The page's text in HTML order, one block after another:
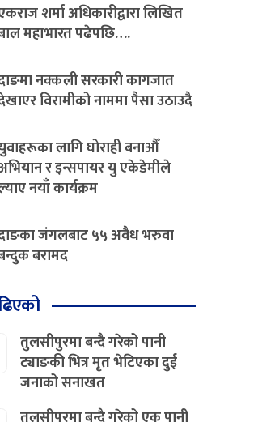
शर्मा अधिकारीद्वारा लिखित
महाभारत पढेपछि….
नक्कली सरकारी कागजात
विरामीको नाममा पैसा उठाउदै
लागि घोराही बनाऔँ
र इन्सपायर यु एकेडेमीले
नयाँ कार्यक्रम
जंगलबाट ५५ अवैध भरुवा
बरामद
तुलसीपुरमा बन्दै गरेको पानी
ट्याङकी भित्र मृत भेटिएका दुई
जनाको सनाखत